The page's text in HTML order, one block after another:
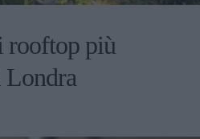
rooftop più
Londra